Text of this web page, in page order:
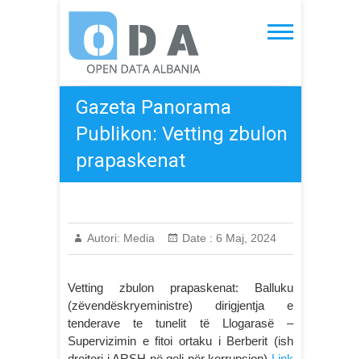
content
Open Data Albania
Gazeta Panorama
Publikon: Vetting zbulon
prapaskenat
Autori: Media Date : 6 Maj, 2024
Vetting zbulon prapaskenat: Balluku
(zëvendëskryeministre) dirigjentja e
tenderave te tunelit të Llogarasë –
Supervizimin e fitoi ortaku i Berberit (ish